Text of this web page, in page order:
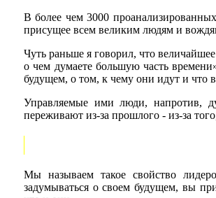
В более чем 3000
присущее всем великим людям и
Чуть раньше я говорил, что
о чем думаете большую часть
будущем, о том, к чему они идут и что
Управляемые ими люди, напротив,
переживают из-за прошлого - из-за
Мы называем такое свойство
задумываться о своем будущем, вы